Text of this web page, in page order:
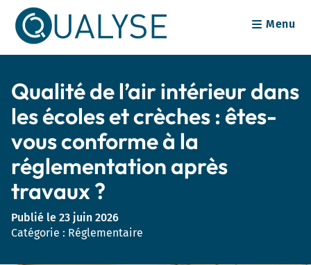
content
Menu
Qualité de l’air intérieur dans
les écoles et crèches : êtes-
vous conforme à la
réglementation après
travaux ?
Publié le 23 juin 2026
Catégorie : Réglementaire